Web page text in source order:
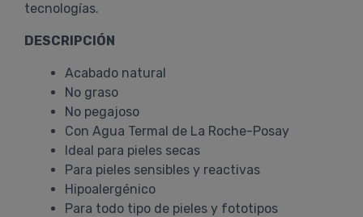
tecnologías.
DESCRIPCIÓN
Acabado natural
No graso
No pegajoso
Con Agua Termal de La Roche-Posay
Ideal para pieles secas
Para pieles sensibles y reactivas
Hipoalergénico
Para todo tipo de pieles y fototipos